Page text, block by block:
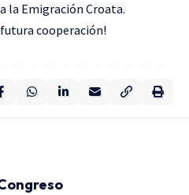
la Emigración Croata.
cooperación!